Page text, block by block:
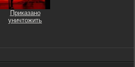
Приказано
уничтожить